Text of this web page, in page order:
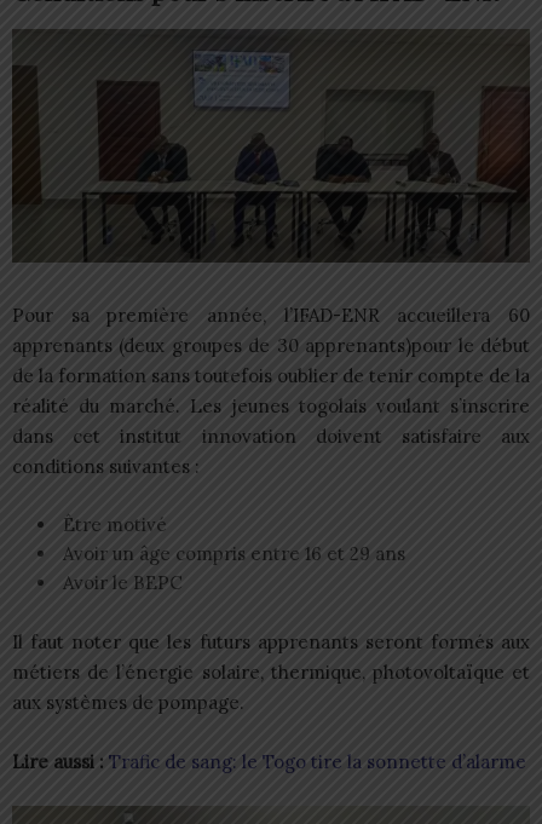
Pour sa première année, l’IFAD-ENR accueillera 60
apprenants (deux groupes de 30 apprenants)pour le début
de la formation sans toutefois oublier de tenir compte de la
réalité du marché. Les jeunes togolais voulant s’inscrire
dans cet institut innovation doivent satisfaire aux
conditions suivantes :
Être motivé
Avoir un âge compris entre 16 et 29 ans
Avoir le BEPC
Il faut noter que les futurs apprenants seront formés aux
métiers de l’énergie solaire, thermique, photovoltaïque et
aux systèmes de pompage.
Lire aussi : Trafic de sang: le Togo tire la sonnette d’alarme